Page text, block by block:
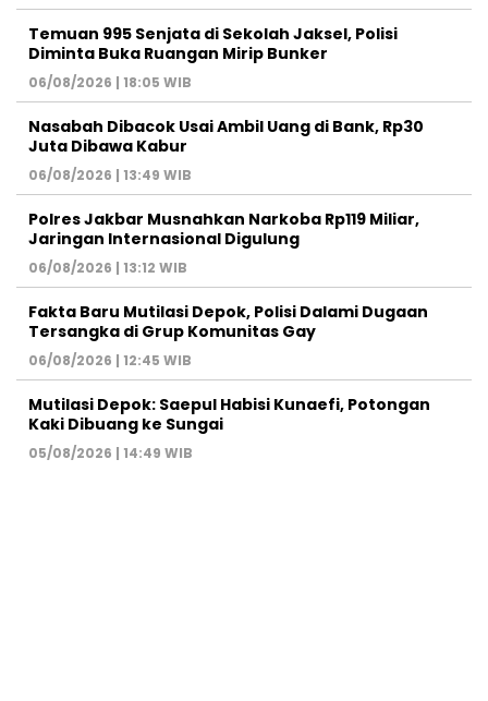
Temuan 995 Senjata di Sekolah Jaksel, Polisi
Diminta Buka Ruangan Mirip Bunker
06/08/2026 | 18:05 WIB
Nasabah Dibacok Usai Ambil Uang di Bank, Rp30
Juta Dibawa Kabur
06/08/2026 | 13:49 WIB
Polres Jakbar Musnahkan Narkoba Rp119 Miliar,
Jaringan Internasional Digulung
06/08/2026 | 13:12 WIB
Fakta Baru Mutilasi Depok, Polisi Dalami Dugaan
Tersangka di Grup Komunitas Gay
06/08/2026 | 12:45 WIB
Mutilasi Depok: Saepul Habisi Kunaefi, Potongan
Kaki Dibuang ke Sungai
05/08/2026 | 14:49 WIB